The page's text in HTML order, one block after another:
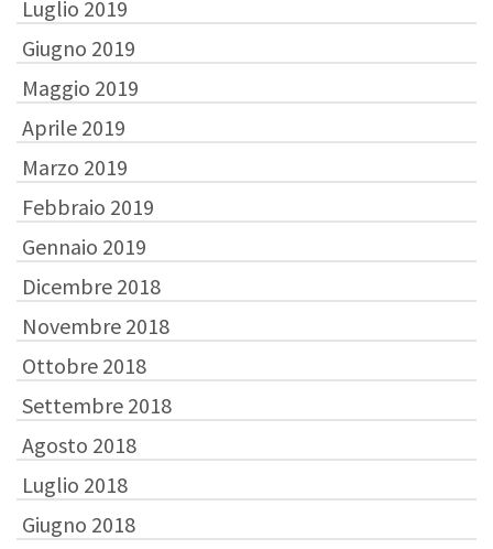
Luglio 2019
Giugno 2019
Maggio 2019
Aprile 2019
Marzo 2019
Febbraio 2019
Gennaio 2019
Dicembre 2018
Novembre 2018
Ottobre 2018
Settembre 2018
Agosto 2018
Luglio 2018
Giugno 2018